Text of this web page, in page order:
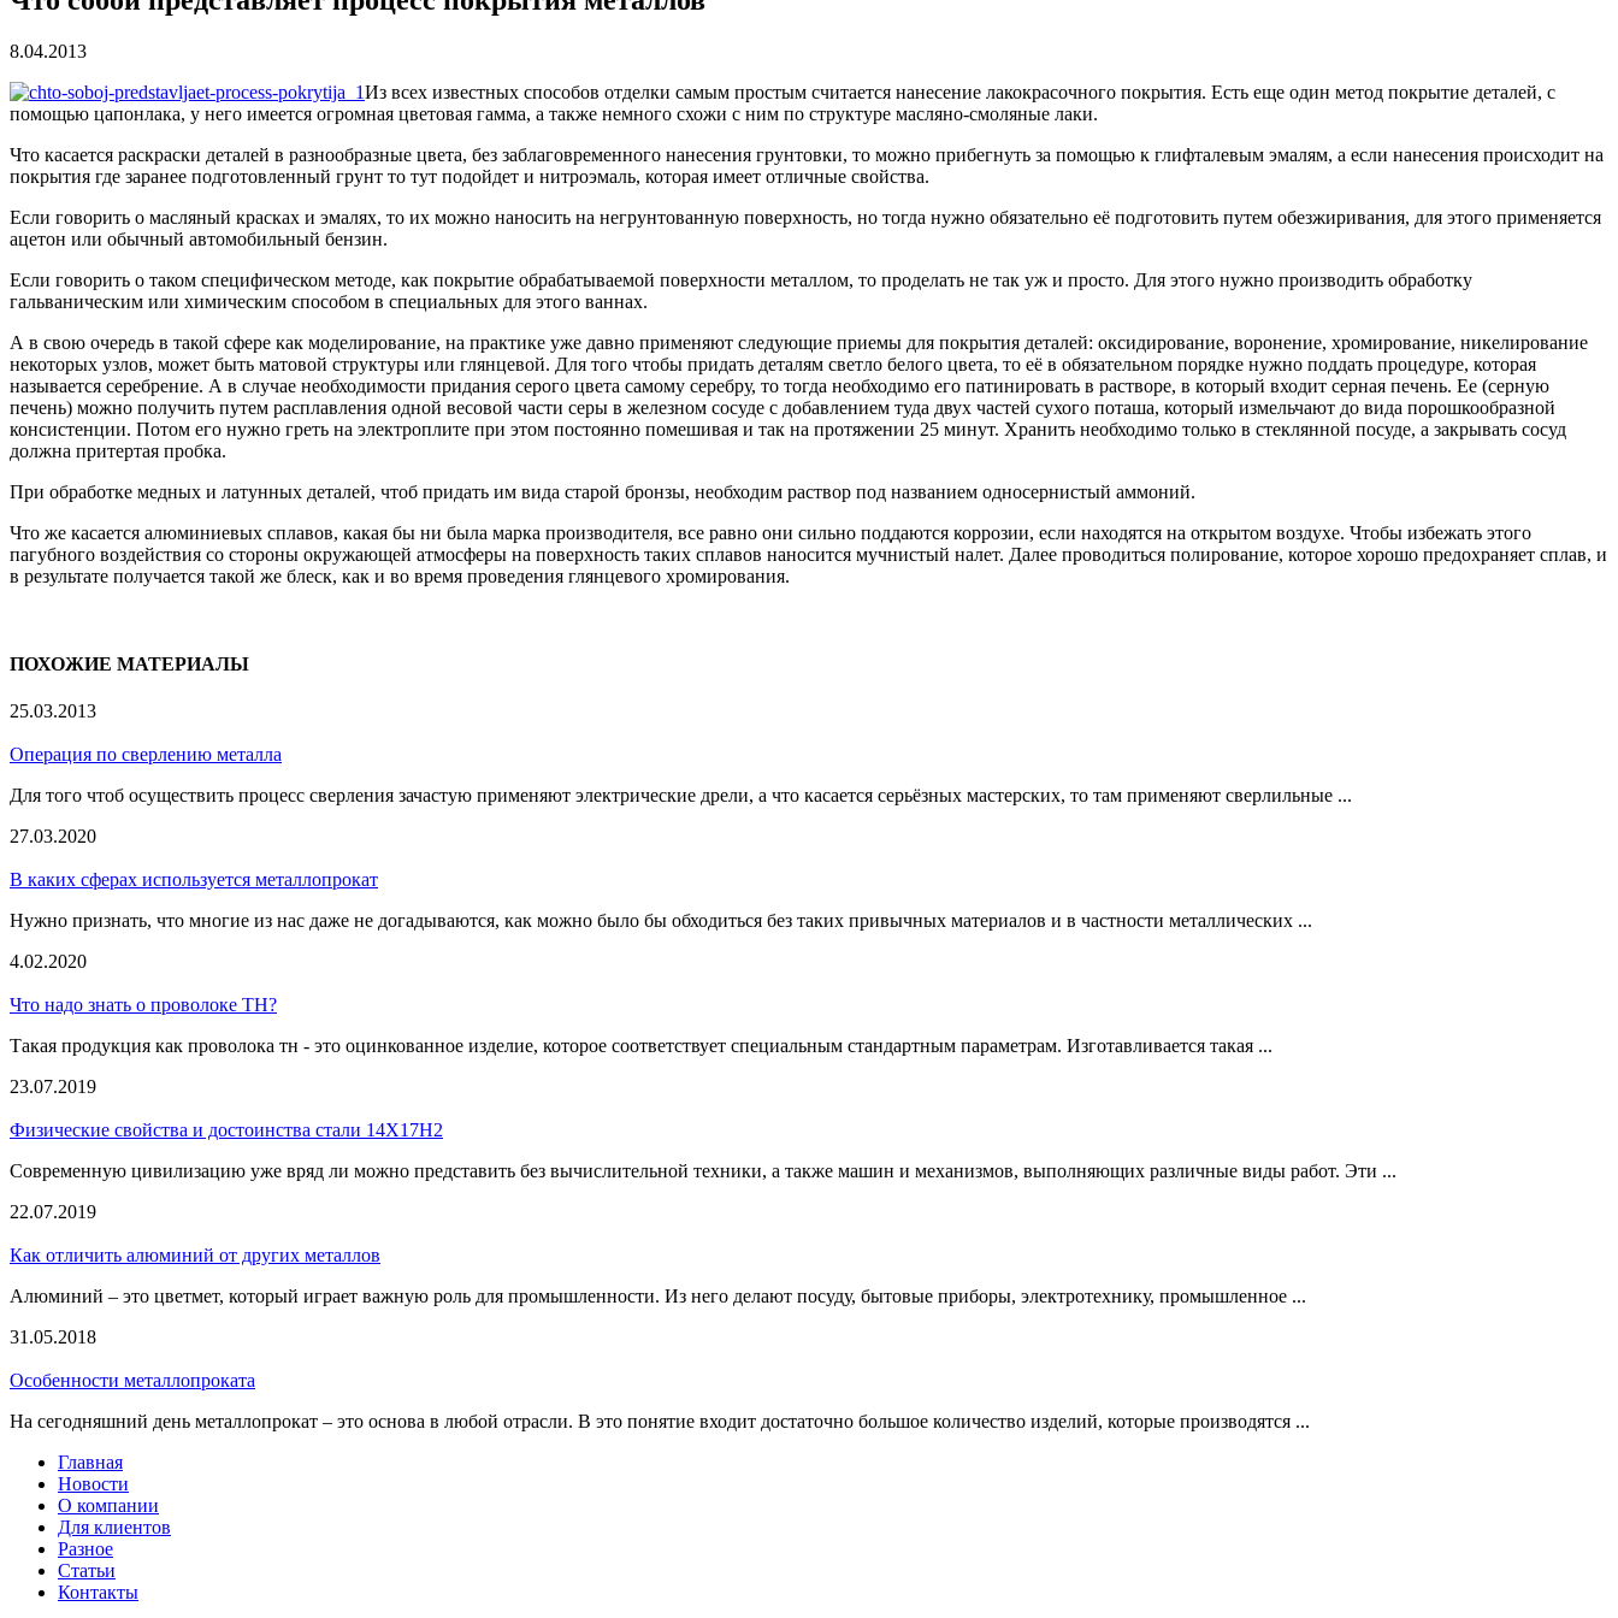
8.04.2013
Из всех известных способов отделки самым простым считается нанесение лакокрасочного покрытия. Есть еще один метод покрытие деталей, с
помощью цапонлака, у него имеется огромная цветовая гамма, а также немного схожи с ним по структуре масляно-смоляные лаки.
Что касается раскраски деталей в разнообразные цвета, без заблаговременного нанесения грунтовки, то можно прибегнуть за помощью к глифталевым эмалям, а если нанесения происходит на
покрытия где заранее подготовленный грунт то тут подойдет и нитроэмаль, которая имеет отличные свойства.
Если говорить о масляный красках и эмалях, то их можно наносить на негрунтованную поверхность, но тогда нужно обязательно её подготовить путем обезжиривания, для этого применяется
ацетон или обычный автомобильный бензин.
Если говорить о таком специфическом методе, как покрытие обрабатываемой поверхности металлом, то проделать не так уж и просто. Для этого нужно производить обработку
гальваническим или химическим способом в специальных для этого ваннах.
А в свою очередь в такой сфере как моделирование, на практике уже давно применяют следующие приемы для покрытия деталей: оксидирование, воронение, хромирование, никелирование
некоторых узлов, может быть матовой структуры или глянцевой. Для того чтобы придать деталям светло белого цвета, то её в обязательном порядке нужно поддать процедуре, которая
называется серебрение. А в случае необходимости придания серого цвета самому серебру, то тогда необходимо его патинировать в растворе, в который входит серная печень. Ее (серную
печень) можно получить путем расплавления одной весовой части серы в железном сосуде с добавлением туда двух частей сухого поташа, который измельчают до вида порошкообразной
консистенции. Потом его нужно греть на электроплите при этом постоянно помешивая и так на протяжении 25 минут. Хранить необходимо только в стеклянной посуде, а закрывать сосуд
должна притертая пробка.
При обработке медных и латунных деталей, чтоб придать им вида старой бронзы, необходим раствор под названием односернистый аммоний.
Что же касается алюминиевых сплавов, какая бы ни была марка производителя, все равно они сильно поддаются коррозии, если находятся на открытом воздухе. Чтобы избежать этого
пагубного воздействия со стороны окружающей атмосферы на поверхность таких сплавов наносится мучнистый налет. Далее проводиться полирование, которое хорошо предохраняет сплав, и
в результате получается такой же блеск, как и во время проведения глянцевого хромирования.
ПОХОЖИЕ МАТЕРИАЛЫ
25.03.2013
Операция по сверлению металла
Для того чтоб осуществить процесс сверления зачастую применяют электрические дрели, а что касается серьёзных мастерских, то там применяют сверлильные ...
27.03.2020
В каких сферах используется металлопрокат
Нужно признать, что многие из нас даже не догадываются, как можно было бы обходиться без таких привычных материалов и в частности металлических ...
4.02.2020
Что надо знать о проволоке ТН?
Такая продукция как проволока тн - это оцинкованное изделие, которое соответствует специальным стандартным параметрам. Изготавливается такая ...
23.07.2019
Физические свойства и достоинства стали 14Х17Н2
Современную цивилизацию уже вряд ли можно представить без вычислительной техники, а также машин и механизмов, выполняющих различные виды работ. Эти ...
22.07.2019
Как отличить алюминий от других металлов
Алюминий – это цветмет, который играет важную роль для промышленности. Из него делают посуду, бытовые приборы, электротехнику, промышленное ...
31.05.2018
Особенности металлопроката
На сегодняшний день металлопрокат – это основа в любой отрасли. В это понятие входит достаточно большое количество изделий, которые производятся ...
Главная
Новости
О компании
Для клиентов
Разное
Статьи
Контакты